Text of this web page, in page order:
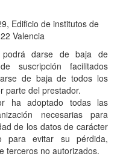
Edificio de institutos de
Valencia
darse de baja de
suscripción facilitados
de baja de todos los
parte del prestador.
ha adoptado todas las
necesarias para
de los datos de carácter
para evitar su pérdida,
terceros no autorizados.